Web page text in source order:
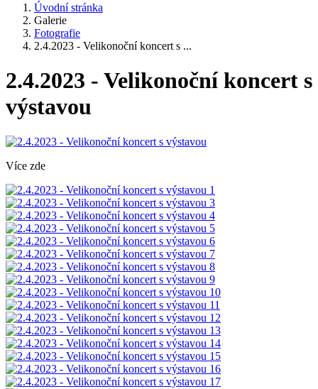
Úvodní stránka
Galerie
Fotografie
2.4.2023 - Velikonoční koncert s ...
2.4.2023 - Velikonoční koncert s
výstavou
Více zde